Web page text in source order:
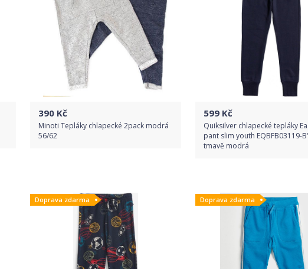
390 Kč
Minoti Tepláky chlapecké 2pack modrá
56/62
Detail produktu
599 Kč
Quiksilver chlapecké tepláky
pant slim youth EQBFB03119-
tmavě modrá
Detail produktu
Doprava zdarma Doprava zdarma